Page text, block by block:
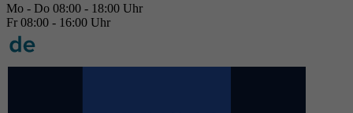
Mo - Do 08:00 - 18:00 Uhr
Fr 08:00 - 16:00 Uhr